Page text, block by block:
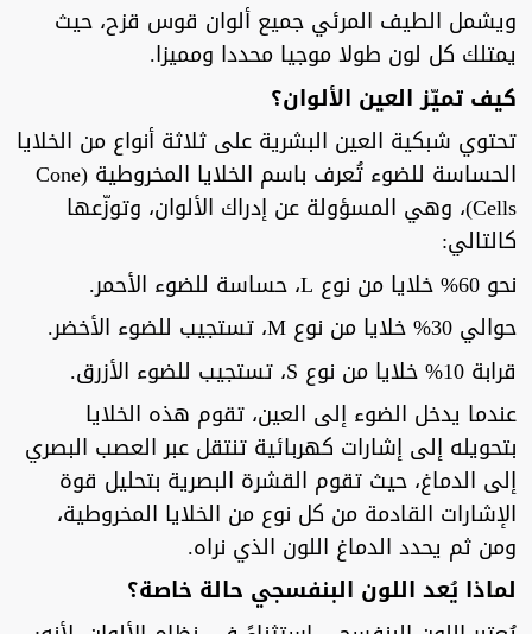
ويشمل الطيف المرئي جميع ألوان قوس قزح، حيث
يمتلك كل لون طولا موجيا محددا ومميزا.
كيف تميّز العين الألوان؟
تحتوي شبكية العين البشرية على ثلاثة أنواع من الخلايا
الحساسة للضوء تُعرف باسم الخلايا المخروطية (Cone
Cells)، وهي المسؤولة عن إدراك الألوان، وتوزّعها
كالتالي:
نحو 60% خلايا من نوع L، حساسة للضوء الأحمر.
حوالي 30% خلايا من نوع M، تستجيب للضوء الأخضر.
قرابة 10% خلايا من نوع S، تستجيب للضوء الأزرق.
عندما يدخل الضوء إلى العين، تقوم هذه الخلايا
بتحويله إلى إشارات كهربائية تنتقل عبر العصب البصري
إلى الدماغ، حيث تقوم القشرة البصرية بتحليل قوة
الإشارات القادمة من كل نوع من الخلايا المخروطية،
ومن ثم يحدد الدماغ اللون الذي نراه.
لماذا يُعد اللون البنفسجي حالة خاصة؟